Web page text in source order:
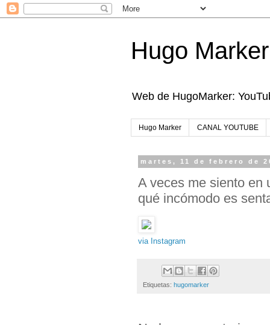
Hugo Marker
Web de HugoMarker:
Hugo Marker CANAL YOUTUBE
martes, 11 de febrero de
A veces me siento en
qué incómodo es
via Instagram
Etiquetas: hugomarker